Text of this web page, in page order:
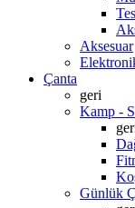
Aksesuar
Çanta
geri
Kamp -
Günlük